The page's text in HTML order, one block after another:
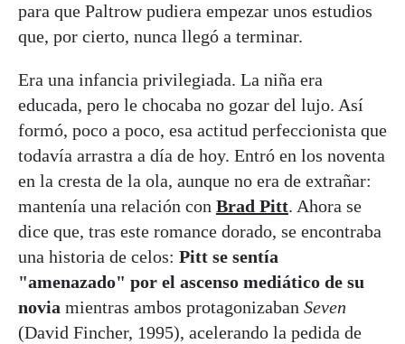
para que Paltrow pudiera empezar unos estudios
que, por cierto, nunca llegó a terminar.
Era una infancia privilegiada. La niña era
educada, pero le chocaba no gozar del lujo. Así
formó, poco a poco, esa actitud perfeccionista que
todavía arrastra a día de hoy. Entró en los noventa
en la cresta de la ola, aunque no era de extrañar:
mantenía una relación con Brad Pitt. Ahora se
dice que, tras este romance dorado, se encontraba
una historia de celos: Pitt se sentía
"amenazado" por el ascenso mediático de su
novia mientras ambos protagonizaban Seven
(David Fincher, 1995), acelerando la pedida de